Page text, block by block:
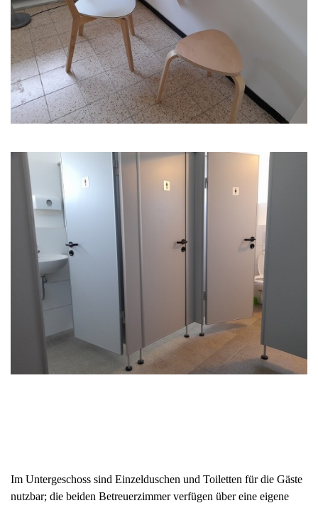
Im Untergeschoss sind Einzelduschen und Toiletten für die Gäste
nutzbar; die beiden Betreuerzimmer verfügen über eine eigene